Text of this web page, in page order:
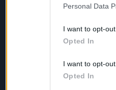
Personal Data
I want to opt-
Opted In
I want to opt-
Opted In